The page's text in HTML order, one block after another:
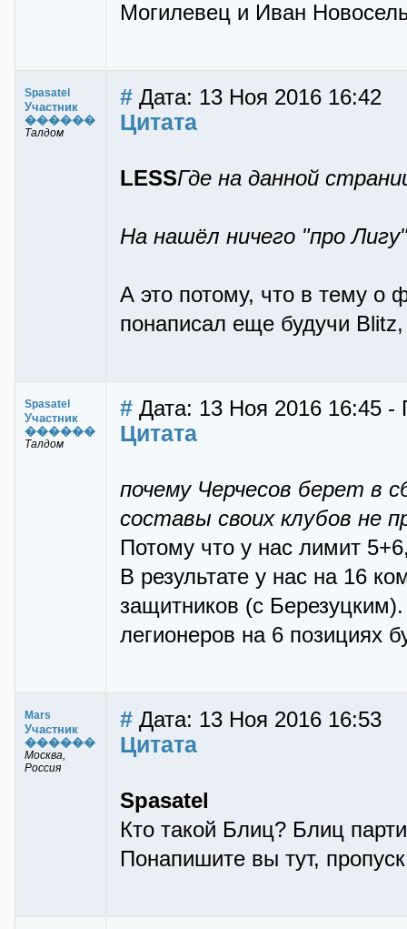
Могилевец и Иван
Spasatel
Участник
������
Талдом
# Дата: 13 Ноя 2016 16:42
Цитата
LESSГде на данной
На нашёл ничего "про
А это потому, что в тему о
понаписал еще будучи Blitz,
Spasatel
Участник
������
Талдом
# Дата: 13 Ноя 2016 16:45 -
Цитата
почему Черчесов берет в
составы своих клубов не
Потому что у нас лимит
В результате у нас на 16
защитников (с
легионеров на 6 позициях
Mars
Участник
������
Москва,
Россия
# Дата: 13 Ноя 2016 16:53
Цитата
Spasatel
Кто такой Блиц? Блиц
Понапишите вы тут,